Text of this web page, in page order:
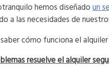
hemos diseñadoun
a las necesidades de
cómo funciona el
resuelve el alquiler